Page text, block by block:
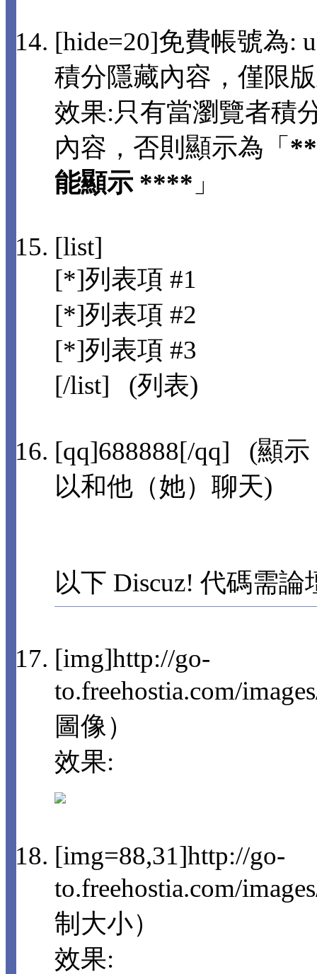
[hide=20]免費帳號為:
積分隱藏內容，僅限
效果:只有當瀏覽者積
內容，否則顯示為「
能顯示 **** 」
[list]
[*]列表項 #1
[*]列表項 #2
[*]列表項 #3
[/list] (列表)
[qq]688888[/qq] (顯
以和他（她）聊天)
以下 Discuz! 代碼需
[img]http://go-
to.freehostia.com/
圖像）
效果:
[img=88,31]http://go-
to.freehostia.com/
制大小）
效果: